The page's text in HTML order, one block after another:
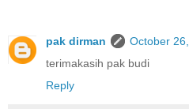
pak dirman
October
terimakasih pak budi
Reply